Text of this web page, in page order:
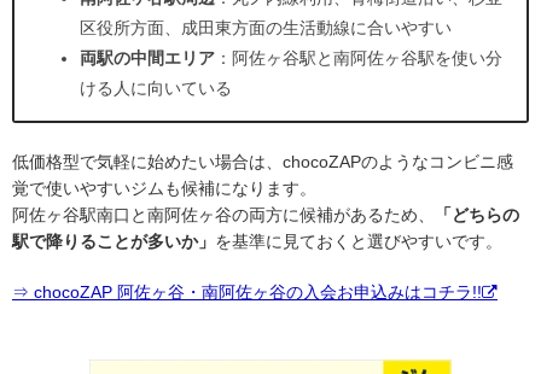
区役所方面、成田東方面の生活動線に合いやすい
両駅の中間エリア ：阿佐ヶ谷駅と南阿佐ヶ谷駅を使い分
ける人に向いている
低価格型で気軽に始めたい場合は、chocoZAPのようなコンビニ感
覚で使いやすいジムも候補になります。
阿佐ヶ谷駅南口と南阿佐ヶ谷の両方に候補があるため、
「どちらの
駅で降りることが多いか」 を基準に見ておくと選びやすいです。
⇒ chocoZAP 阿佐ヶ谷・南阿佐ヶ谷の入会お申込みはコチラ!!